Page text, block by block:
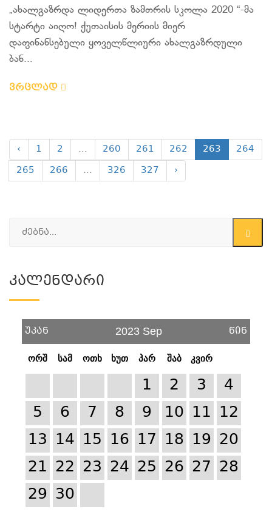
„ახალგაზრდა ლიდერთა ზამთრის სკოლა 2020 “-მა
სტარტი აიღო! ქუთაისის მერიის მიერ
დაფინანსებული ყოველწლიური ახალგაზრდული
ბან...
ვრცლად
‹ 1 2 ... 260 261 262 263
264
265
266 ... 326 327 ›
Კალენდარი
უკან 2023 Sep წინ
ორშ სამ ოთხ ხუთ პარ შაბ კვირ
1 2 3
4
5
6 7 8 9 10 11 12
13 14 15 16 17 18 19 20
21 22 23 24 25 26 27 28
29 30